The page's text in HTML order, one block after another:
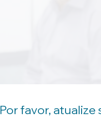
Por favor, atualize